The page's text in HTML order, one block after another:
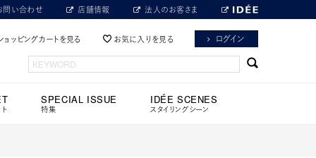
問い合わせ 店舗情報 法人のお客さま
ョッピングカートを見る お気に入りを見る ログイン
SPECIAL ISSUE
特集
IDÉE SCENES
スタイリングシーン